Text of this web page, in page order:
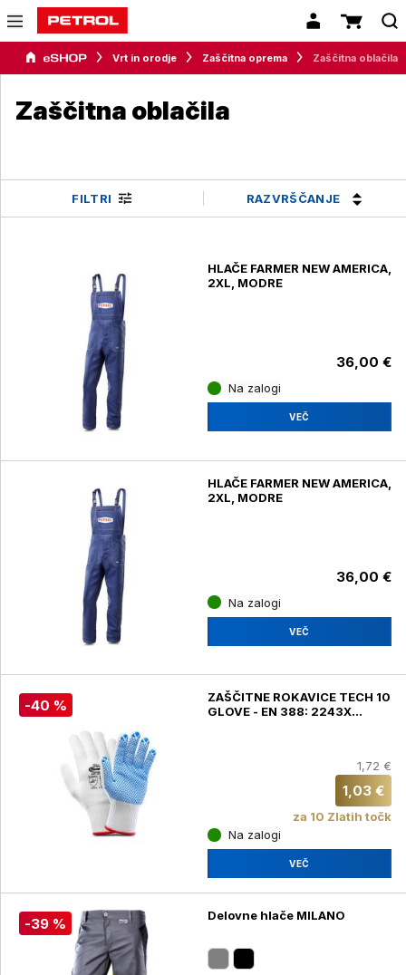
Vrt in orodje Zaščitna oprema Zaščitna oblačila
Zaščitna oblačila
FILTRI RAZVRŠČANJE
HLAČE FARMER NEW AMERICA,
2XL, MODRE
36,00 €
Na zalogi
VEČ
HLAČE FARMER NEW AMERICA,
2XL, MODRE
36,00 €
Na zalogi
VEČ
-40 %
ZAŠČITNE ROKAVICE TECH 10
GLOVE - EN 388: 2243X
1,72 €
1,03 €
za 10 Zlatih točk
Na zalogi
VEČ
-39 % Delovne hlače MILANO